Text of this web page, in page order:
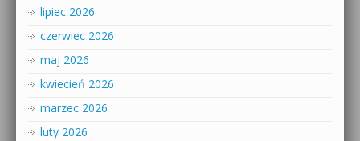
lipiec 2026
czerwiec 2026
maj 2026
kwiecień 2026
marzec 2026
luty 2026